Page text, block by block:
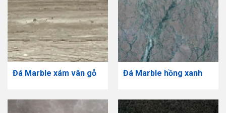
Đá Marble xám vân gỗ Đá Marble hồng xanh